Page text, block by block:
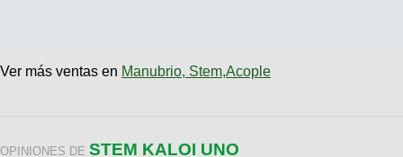
Ver más ventas en Manubrio, Stem,Acople
OPINIONES DE STEM KALOI UNO